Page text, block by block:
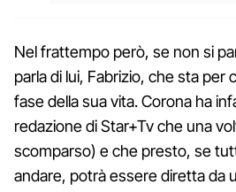
Nel frattempo però, se non si
parla di lui, Fabrizio, che sta per
fase della sua vita. Corona ha
redazione di Star+Tv che una
scomparso) e che presto, se
andare, potrà essere diretta da